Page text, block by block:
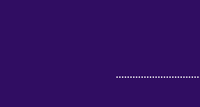
English (British)